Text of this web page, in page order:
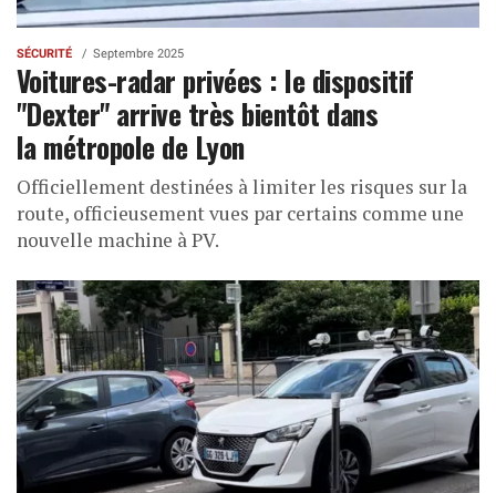
SÉCURITÉ Septembre 2025
Voitures-radar privées : le dispositif
"Dexter" arrive très bientôt dans
la métropole de Lyon
Officiellement destinées à limiter les risques sur la
route, officieusement vues par certains comme une
nouvelle machine à PV.